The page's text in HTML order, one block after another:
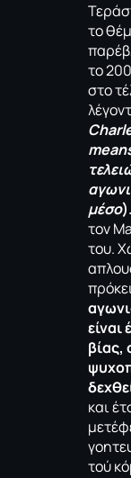
το
το
στο
μέσο).
τον
του.
βίας,
και
τού